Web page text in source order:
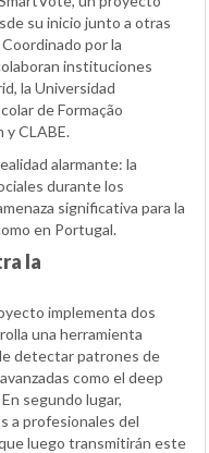
su inicio junto a otras
por la
instituciones
la Universidad
de Formação
y CLABE.
alarmante: la
durante los
significativa para la
en Portugal.
la
implementa dos
una herramienta
detectar patrones de
como el deep
segundo lugar,
a profesionales del
luego transmitirán este